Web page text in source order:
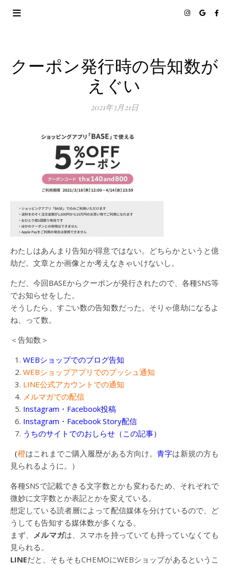
クーポン発行時の告知数が
えぐい
2021年3月21日
わたしはあんまり告知が得意ではない。どちらかというと億
劫だ。文章とか画像とか考えなきゃいけないし。
ただ、今回BASEからクーポンが発行されたので、各種SNS等
でお知らせをした。
そうしたら、すごい数の告知数だった。そりゃ億劫になるよ
ね、って数。
＜告知数＞
WEBショップでのブログ告知
WEBショップアプリでのプッシュ通知
LINE公式アカウントでの通知
メルマガでの配信
Instagram・Facebook投稿
Instagram・Facebook Story配信
うちのサイトでのおしらせ（この記事）
（橙はこれまでご購入履歴がある方向け。青字は新規の方も
見られるように。）
各種SNSで記載できる文字数とかも変わるため、それぞれで
微妙に文字数とか表記とかを変えている。
想定している読者層によって配信媒体を分けているので、ど
うしても告知する媒体数が多くなる。
まず、 メルマガは、スマホを持っていても持っていなくても
見られる。
LINEだと、そもそもCHEMOにWEBショップがあるというこ